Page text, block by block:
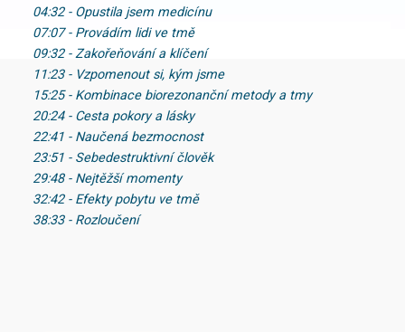
04:32 - Opustila jsem medicínu
07:07 - Provádím lidi ve tmě
09:32 - Zakořeňování a klíčení
11:23 - Vzpomenout si, kým jsme
15:25 - Kombinace biorezonanční metody a tmy
20:24 - Cesta pokory a lásky
22:41 - Naučená bezmocnost
23:51 - Sebedestruktivní člověk
29:48 - Nejtěžší momenty
32:42 - Efekty pobytu ve tmě
38:33 - Rozloučení